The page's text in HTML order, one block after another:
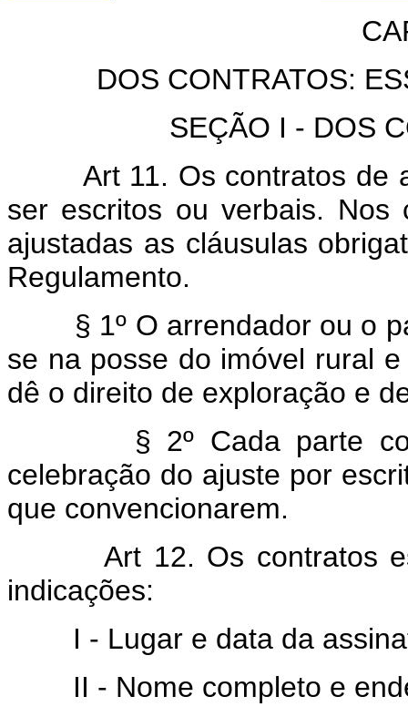
DOS CONTRATOS:
SEÇÃO I - DOS
Art 11. Os contratos de
ser escritos ou verbais. Nos
ajustadas as cláusulas
Regulamento.
§ 1º O arrendador ou o
se na posse do imóvel rural
dê o direito de exploração e
§ 2º Cada parte
celebração do ajuste por
que convencionarem.
Art 12. Os contratos
indicações:
I - Lugar e data da
II - Nome completo e